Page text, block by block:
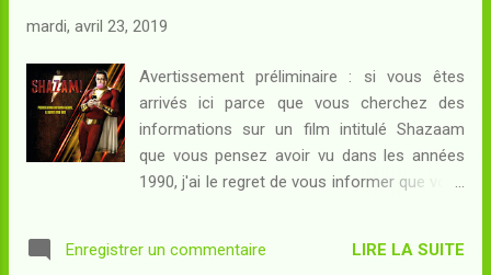
in situ . Résumé : Thanos a gagné : il a fait
l'Univers. L'équipe des Avengers est mutilée
à l'image du monde... et ce n'est pas l'arrivée
après la bataille de Captain Marvel qui va
changer la donne. Le titan, qui s'est exilé sur
une planète lointaine où il vit seul et
pierres d'infinité : il n'y a pas de re...
mardi, avril 23, 2019
Avertissement préliminaire : si vous êtes
arrivés ici parce que vous cherchez des
informations sur un film intitulé Shazaam
que vous pensez avoir vu dans les années
1990, j'ai le regret de vous informer que vous
démontrer. La présente chronique est celle
Enregistrer un commentaire LIRE LA SUITE